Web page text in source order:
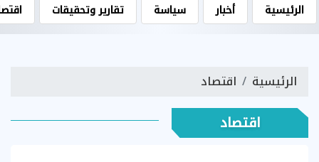
الرئيسية أخبار سياسة تقارير وتحقيقات
الرئيسية اقتصاد
اقتصاد